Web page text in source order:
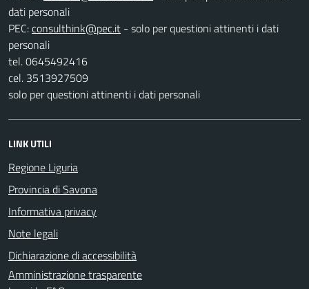
dati personali
PEC:
- solo per questioni attinenti i dati
personali
tel. 0645492416
cel. 3513927509
solo per questioni attinenti i dati personali
LINK UTILI
Regione Liguria
Provincia di Savona
Informativa privacy
Note legali
Dichiarazione di accessibilità
Amministrazione trasparente